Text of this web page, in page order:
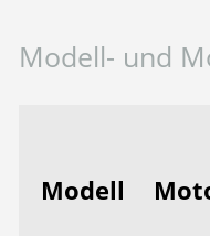
Modell- und
Modell